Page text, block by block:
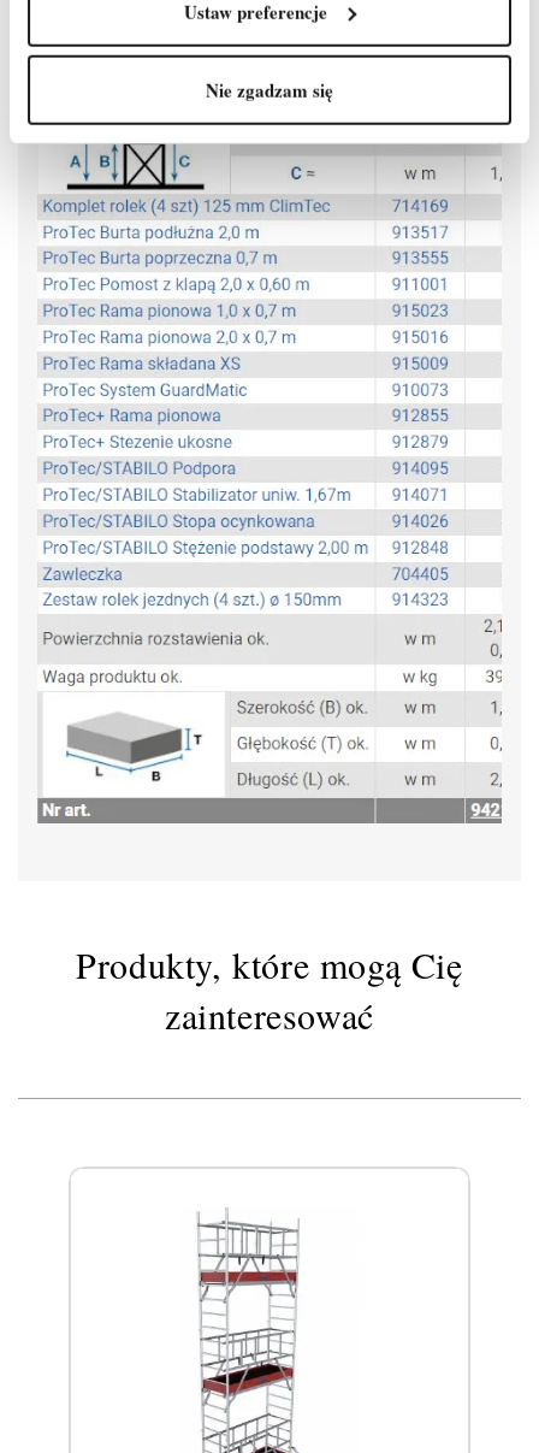
Ustaw preferencje
Nie zgadzam się
Atestowane przez TÜV, nośność 200 kg/m² według PN EN
Produkty, które mogą Cię
zainteresować